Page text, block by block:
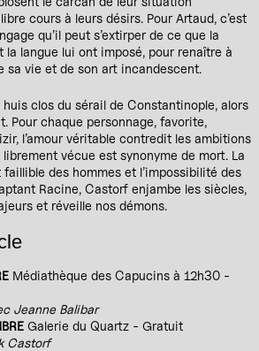
cours à leurs désirs. Pour Artaud, c’est
qu’il peut s’extirper de ce que la
la langue lui ont imposé, pour renaître à
sa vie et de son art incandescent.
huis clos du sérail de Constantinople, alors
Pour chaque personnage, favorite,
l’amour véritable contredit les ambitions
vécue est synonyme de mort. La
faillible des hommes et l’impossibilité des
Racine, Castorf enjambe les siècles,
et réveille nos démons.
Médiathèque des Capucins à 12h30 -
Jeanne Balibar
Galerie du Quartz - Gratuit
Castorf